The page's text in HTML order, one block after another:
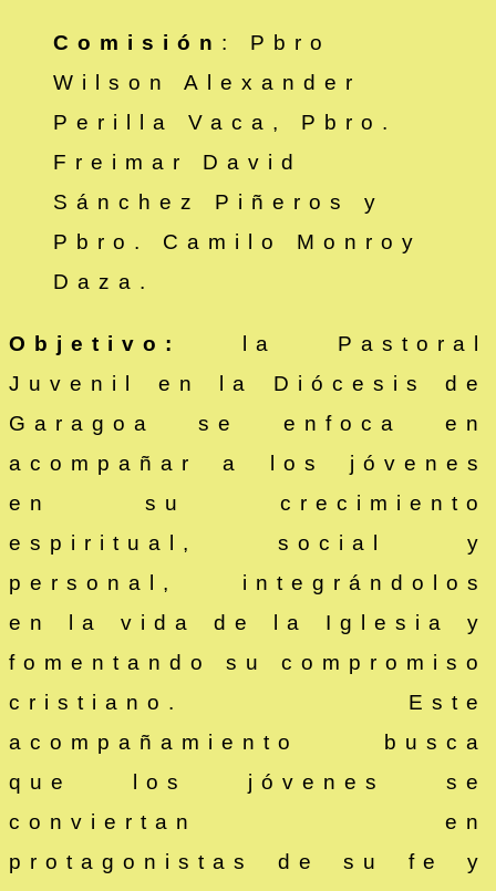
Comisión : Pbro
Wilson Alexander
Perilla Vaca, Pbro.
Freimar David
Sánchez Piñeros y
Pbro. Camilo Monroy
Daza.
Objetivo:
la Pastoral
Juvenil en la Diócesis de
Garagoa se enfoca en
acompañar a los jóvenes
en su crecimiento
espiritual, social y
personal, integrándolos
en la vida de la Iglesia y
fomentando su compromiso
cristiano. Este
acompañamiento busca
que los jóvenes se
conviertan en
protagonistas de su fe y